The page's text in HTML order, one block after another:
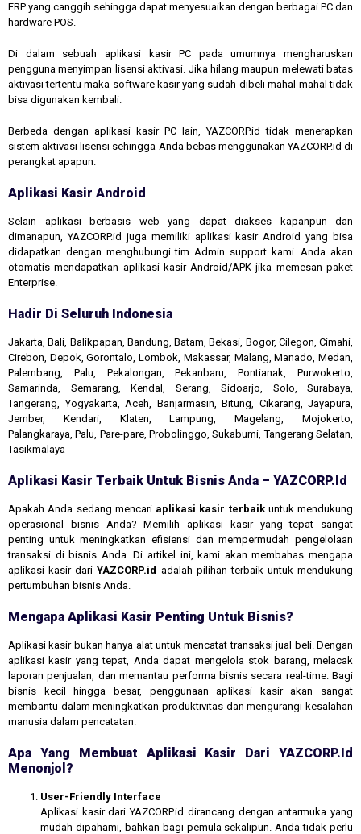
ERP yang canggih sehingga dapat menyesuaikan dengan berbagai PC dan
hardware POS.
Di dalam sebuah aplikasi kasir PC pada umumnya mengharuskan
pengguna menyimpan lisensi aktivasi. Jika hilang maupun melewati batas
aktivasi tertentu maka software kasir yang sudah dibeli mahal-mahal tidak
bisa digunakan kembali.
Berbeda dengan aplikasi kasir PC lain, YAZCORP.id tidak menerapkan
sistem aktivasi lisensi sehingga Anda bebas menggunakan YAZCORP.id di
perangkat apapun.
Aplikasi Kasir Android
Selain aplikasi berbasis web yang dapat diakses kapanpun dan
dimanapun, YAZCORP.id juga memiliki aplikasi kasir Android yang bisa
didapatkan dengan menghubungi tim Admin support kami. Anda akan
otomatis mendapatkan aplikasi kasir Android/APK jika memesan paket
Enterprise.
Hadir Di Seluruh Indonesia
Jakarta, Bali, Balikpapan, Bandung, Batam, Bekasi, Bogor, Cilegon, Cimahi,
Cirebon, Depok, Gorontalo, Lombok, Makassar, Malang, Manado, Medan,
Palembang, Palu, Pekalongan, Pekanbaru, Pontianak, Purwokerto,
Samarinda, Semarang, Kendal, Serang, Sidoarjo, Solo, Surabaya,
Tangerang, Yogyakarta, Aceh, Banjarmasin, Bitung, Cikarang, Jayapura,
Jember, Kendari, Klaten, Lampung, Magelang, Mojokerto,
Palangkaraya, Palu, Pare-pare, Probolinggo, Sukabumi, Tangerang Selatan,
Tasikmalaya
Aplikasi Kasir Terbaik Untuk Bisnis Anda – YAZCORP.id
Apakah Anda sedang mencari aplikasi kasir terbaikuntuk mendukung
operasional bisnis Anda? Memilih aplikasi kasir yang tepat sangat
penting untuk meningkatkan efisiensi dan mempermudah pengelolaan
transaksi di bisnis Anda. Di artikel ini, kami akan membahas mengapa
aplikasi kasir dariYAZCORP.id adalah pilihan terbaik untuk mendukung
pertumbuhan bisnis Anda.
Mengapa Aplikasi Kasir Penting Untuk Bisnis?
Aplikasi kasir bukan hanya alat untuk mencatat transaksi jual beli. Dengan
aplikasi kasir yang tepat, Anda dapat mengelola stok barang, melacak
laporan penjualan, dan memantau performa bisnis secara real-time. Bagi
bisnis kecil hingga besar, penggunaan aplikasi kasir akan sangat
membantu dalam meningkatkan produktivitas dan mengurangi kesalahan
manusia dalam pencatatan.
Apa Yang Membuat Aplikasi Kasir Dari YAZCORP.id
Menonjol?
User-Friendly Interface
Aplikasi kasir dari YAZCORP.id dirancang dengan antarmuka yang
mudah dipahami, bahkan bagi pemula sekalipun. Anda tidak perlu